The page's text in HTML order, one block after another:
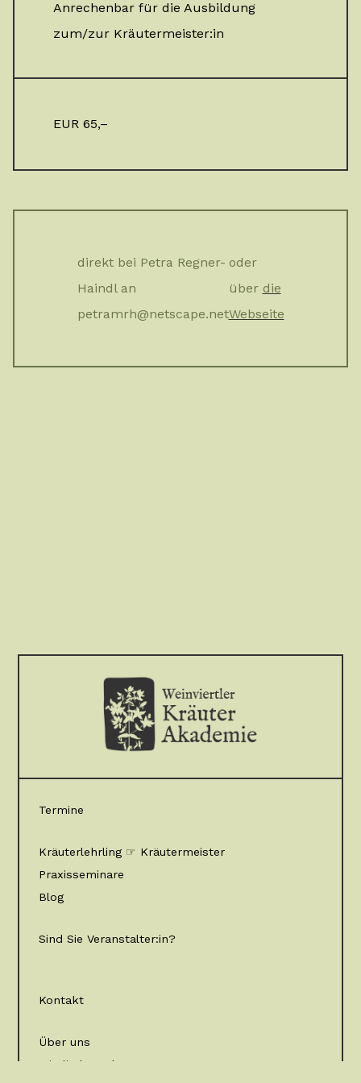
Anrechenbar für die Ausbildung
zum/zur Kräutermeister:in
EUR 65,–
direkt bei Petra Regner-
Haindl an
petramrh@netscape.net
oder
über die
Webseite
Termine
Kräuterlehrling ☞ Kräutermeister
Praxisseminare
Blog
Sind Sie Veranstalter:in?
Kontakt
Über uns
Mitglied werden